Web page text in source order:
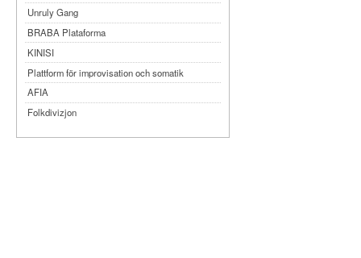
Unruly Gang
BRABA Plataforma
KINISI
Plattform för improvisation och somatik
AFIA
Folkdivizjon